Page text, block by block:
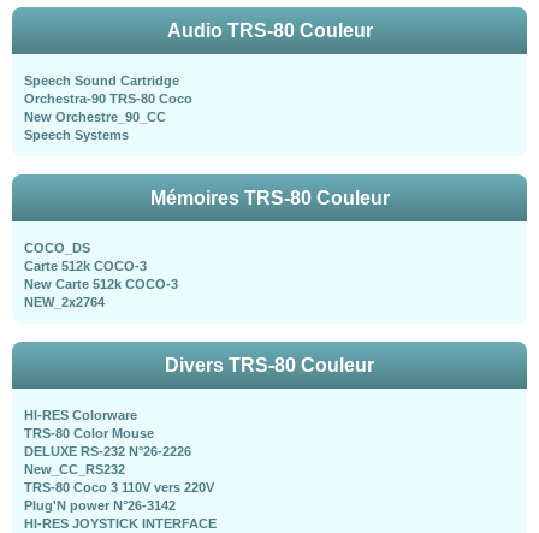
Audio TRS-80 Couleur
Speech Sound Cartridge
Orchestra-90 TRS-80 Coco
New Orchestre_90_CC
Speech Systems
Mémoires TRS-80 Couleur
COCO_DS
Carte 512k COCO-3
New Carte 512k COCO-3
NEW_2x2764
Divers TRS-80 Couleur
HI-RES Colorware
TRS-80 Color Mouse
DELUXE RS-232 N°26-2226
New_CC_RS232
TRS-80 Coco 3 110V vers 220V
Plug'N power N°26-3142
HI-RES JOYSTICK INTERFACE